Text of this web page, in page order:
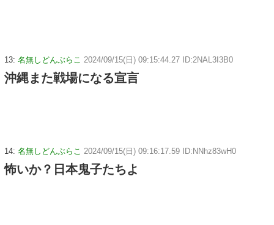
13: 名無しどんぶらこ 2024/09/15(日) 09:15:44.27 ID:2NAL3I3B0
沖縄また戦場になる宣言
14: 名無しどんぶらこ 2024/09/15(日) 09:16:17.59 ID:NNhz83wH0
怖いか？日本鬼子たちよ